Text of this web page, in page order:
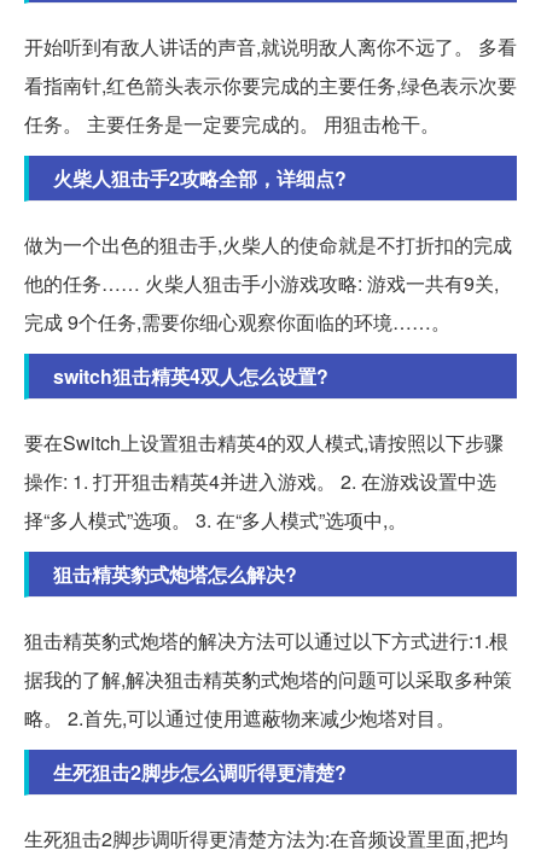
开始听到有敌人讲话的声音,就说明敌人离你不远了。 多看
看指南针,红色箭头表示你要完成的主要任务,绿色表示次要
任务。 主要任务是一定要完成的。 用狙击枪干。
火柴人狙击手2攻略全部，详细点?
做为一个出色的狙击手,火柴人的使命就是不打折扣的完成
他的任务…… 火柴人狙击手小游戏攻略: 游戏一共有9关,
完成 9个任务,需要你细心观察你面临的环境……。
switch狙击精英4双人怎么设置?
要在Switch上设置狙击精英4的双人模式,请按照以下步骤
操作: 1. 打开狙击精英4并进入游戏。 2. 在游戏设置中选
择“多人模式”选项。 3. 在“多人模式”选项中,。
狙击精英豹式炮塔怎么解决?
狙击精英豹式炮塔的解决方法可以通过以下方式进行:1.根
据我的了解,解决狙击精英豹式炮塔的问题可以采取多种策
略。 2.首先,可以通过使用遮蔽物来减少炮塔对目。
生死狙击2脚步怎么调听得更清楚?
生死狙击2脚步调听得更清楚方法为:在音频设置里面,把均